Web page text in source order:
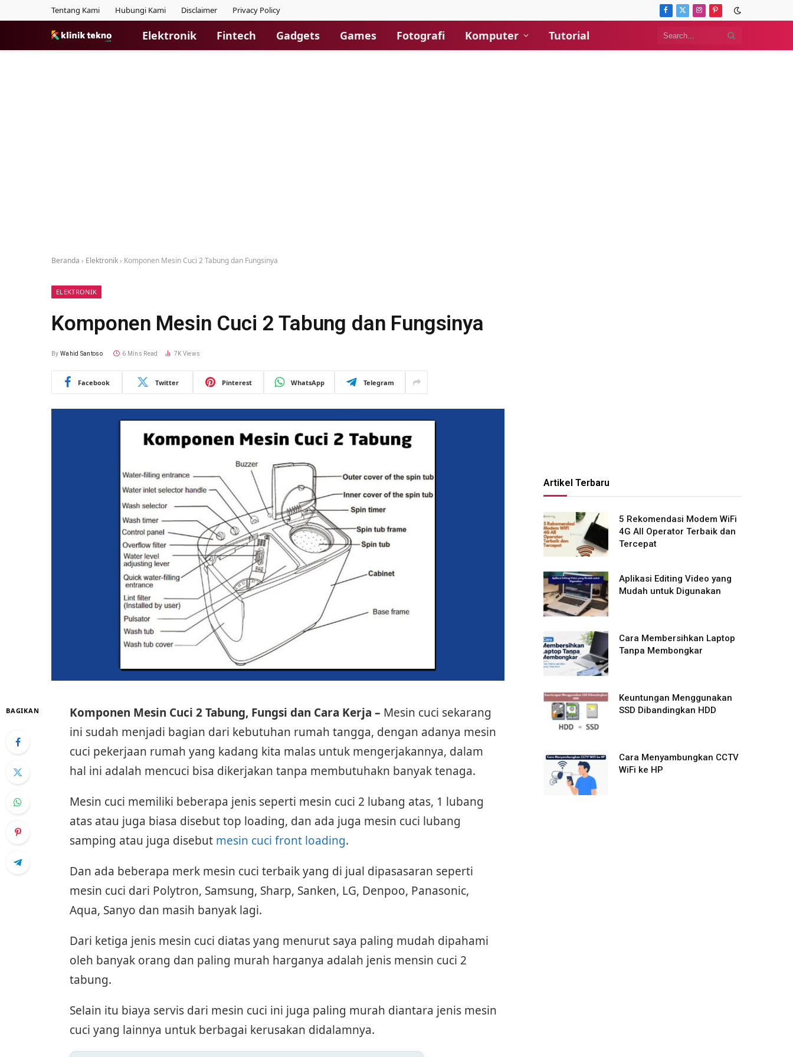
Tentang Kami Hubungi Kami Disclaimer Privacy Policy Facebook
X
Instagram
Pinterest
Elektronik Fintech Gadgets Games Fotografi Komputer Tutorial
Beranda › Elektronik › Komponen Mesin Cuci 2 Tabung dan Fungsinya
ELEKTRONIK
Komponen Mesin Cuci 2 Tabung dan Fungsinya
By Wahid Santoso 6 Mins Read 7K Views
Facebook Twitter Pinterest WhatsApp Telegram
BAGIKAN Komponen Mesin Cuci 2 Tabung, Fungsi dan Cara Kerja – Mesin cuci sekarang
ini sudah menjadi bagian dari kebutuhan rumah tangga, dengan adanya mesin
cuci pekerjaan rumah yang kadang kita malas untuk mengerjakannya, dalam
hal ini adalah mencuci bisa dikerjakan tanpa membutuhakn banyak tenaga.
Mesin cuci memiliki beberapa jenis seperti mesin cuci 2 lubang atas, 1 lubang
atas atau juga biasa disebut top loading, dan ada juga mesin cuci lubang
samping atau juga disebut mesin cuci front loading.
Dan ada beberapa merk mesin cuci terbaik yang di jual dipasasaran seperti
mesin cuci dari Polytron, Samsung, Sharp, Sanken, LG, Denpoo, Panasonic,
Aqua, Sanyo dan masih banyak lagi.
Dari ketiga jenis mesin cuci diatas yang menurut saya paling mudah dipahami
oleh banyak orang dan paling murah harganya adalah jenis mensin cuci 2
tabung.
Selain itu biaya servis dari mesin cuci ini juga paling murah diantara jenis mesin
cuci yang lainnya untuk berbagai kerusakan didalamnya.
Artikel Terbaru
5 Rekomendasi Modem WiFi
4G All Operator Terbaik dan
Tercepat
Aplikasi Editing Video yang
Mudah untuk Digunakan
Cara Membersihkan Laptop
Tanpa Membongkar
Keuntungan Menggunakan
SSD Dibandingkan HDD
Cara Menyambungkan CCTV
WiFi ke HP